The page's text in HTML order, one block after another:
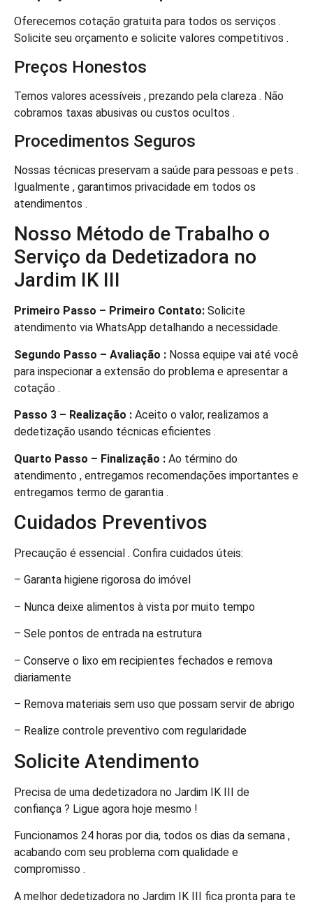
Oferecemos cotação gratuita para todos os serviços .
Solicite seu orçamento e solicite valores competitivos .
Preços Honestos
Temos valores acessíveis , prezando pela clareza . Não
cobramos taxas abusivas ou custos ocultos .
Procedimentos Seguros
Nossas técnicas preservam a saúde para pessoas e pets .
Igualmente , garantimos privacidade em todos os
atendimentos .
Nosso Método de Trabalho o
Serviço da Dedetizadora no
Jardim IK III
Primeiro Passo – Primeiro Contato: Solicite
atendimento via WhatsApp detalhando a necessidade.
Segundo Passo – Avaliação : Nossa equipe vai até você
para inspecionar a extensão do problema e apresentar a
cotação .
Passo 3 – Realização : Aceito o valor, realizamos a
dedetização usando técnicas eficientes .
Quarto Passo – Finalização : Ao término do
atendimento , entregamos recomendações importantes e
entregamos termo de garantia .
Cuidados Preventivos
Precaução é essencial . Confira cuidados úteis:
– Garanta higiene rigorosa do imóvel
– Nunca deixe alimentos à vista por muito tempo
– Sele pontos de entrada na estrutura
– Conserve o lixo em recipientes fechados e remova
diariamente
– Remova materiais sem uso que possam servir de abrigo
– Realize controle preventivo com regularidade
Solicite Atendimento
Precisa de uma dedetizadora no Jardim IK III de
confiança ? Ligue agora hoje mesmo !
Funcionamos 24 horas por dia, todos os dias da semana ,
acabando com seu problema com qualidade e
compromisso .
A melhor dedetizadora no Jardim IK III fica pronta para te